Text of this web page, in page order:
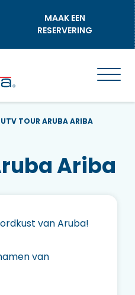
MAAK EEN
RESERVERING
UTV TOUR ARUBA ARIBA
Ariba
van Aruba!
van